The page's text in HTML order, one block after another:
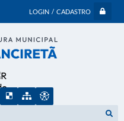
LOGIN / CADASTRO